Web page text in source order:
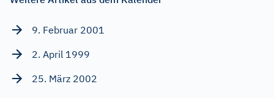
9. Februar 2001
2. April 1999
25. März 2002